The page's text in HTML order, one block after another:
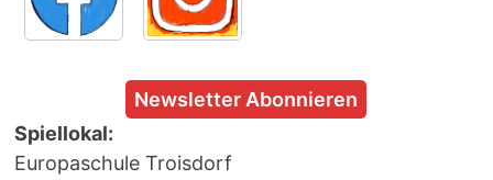
Newsletter Abonnieren
Spiellokal:
Europaschule Troisdorf